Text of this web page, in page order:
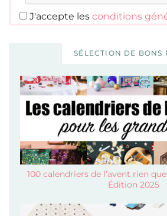
J'accepte les conditions
SÉLECTION DE BONS
100 calendriers de l’avent rien
Édition 2025